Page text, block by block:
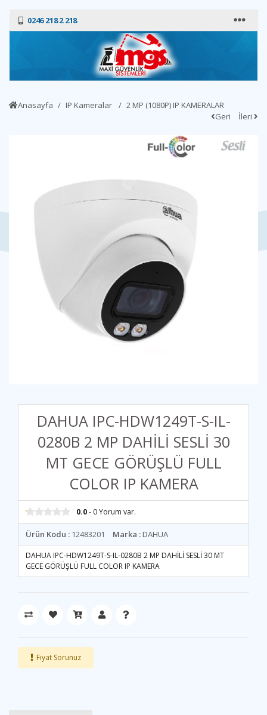
0246 218 2 218
Anasayfa IP Kameralar
2 MP (1080P) IP KAMERALAR
Geri
İleri
DAHUA IPC-HDW1249T-S-IL-
0280B 2 MP DAHİLİ SESLİ 30
MT GECE GÖRÜŞLÜ FULL
COLOR IP KAMERA
0.0- 0 Yorum var.
Ürün Kodu : 12483201 Marka :DAHUA
DAHUA IPC-HDW1249T-S-IL-0280B 2 MP DAHİLİ SESLİ 30 MT
GECE GÖRÜŞLÜ FULL COLOR IP KAMERA
Fiyat Sorunuz